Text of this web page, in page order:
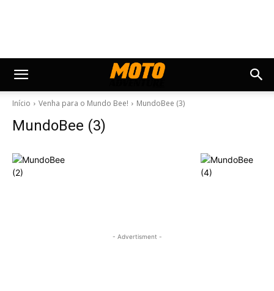
Início Venha para o Mundo Bee! MundoBee (3)
MundoBee (3)
- Advertisment -